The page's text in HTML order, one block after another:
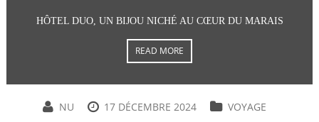
HÔTEL DUO, UN BIJOU NICHÉ AU CŒUR DU MARAIS
READ MORE
NU 17 DÉCEMBRE 2024 VOYAGE